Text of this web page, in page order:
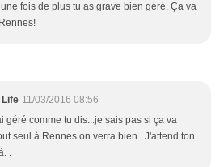
fois de plus tu as grave bien géré. Ça va
Life 11/03/2016 08:56
géré comme tu dis...je sais pas si ça va
seul à Rennes on verra bien...J'attend ton
.